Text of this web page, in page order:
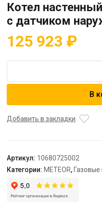
Котел
с датчиком
125 923 ₽
Котел
M6
датчиком
наружной
температуры
В
Добавить в закладки
Артикул: 10680725002
Категории: METEOR, Газовые